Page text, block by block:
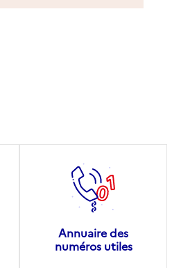
Annuaire des
numéros utiles